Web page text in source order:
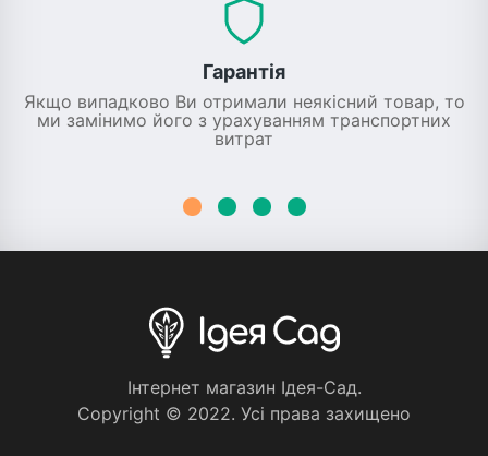
Гарантія
Якщо випадково Ви отримали неякісний товар, то
ми замінимо його з урахуванням транспортних
витрат
Iнтернет магазин Iдея-Сад.
Copyright © 2022. Усi права захищено